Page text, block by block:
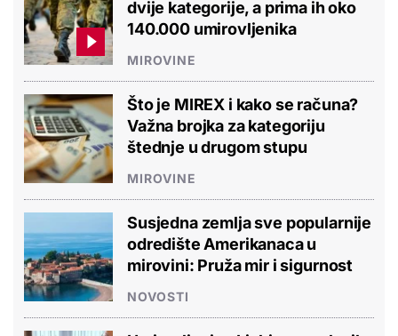
dvije kategorije, a prima ih oko
140.000 umirovljenika
MIROVINE
Što je MIREX i kako se računa?
Važna brojka za kategoriju
štednje u drugom stupu
MIROVINE
Susjedna zemlja sve popularnije
odredište Amerikanaca u
mirovini: Pruža mir i sigurnost
NOVOSTI